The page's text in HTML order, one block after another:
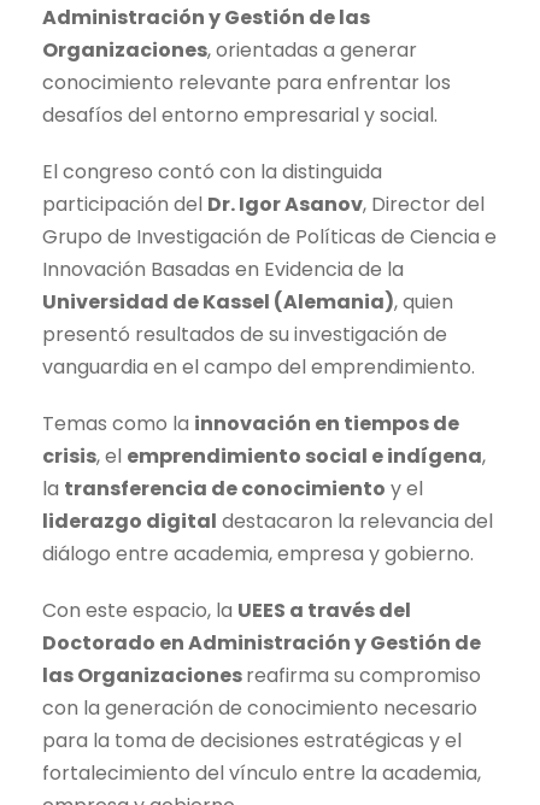
Administración y Gestión de las
Organizaciones, orientadas a generar
conocimiento relevante para enfrentar los
desafíos del entorno empresarial y social.
El congreso contó con la distinguida
participación del Dr. Igor Asanov, Director del
Grupo de Investigación de Políticas de Ciencia e
Innovación Basadas en Evidencia de la
Universidad de Kassel (Alemania), quien
presentó resultados de su investigación de
vanguardia en el campo del emprendimiento.
Temas como la innovación en tiempos de
crisis, el emprendimiento social e indígena,
la transferencia de conocimiento y el
liderazgo digital destacaron la relevancia del
diálogo entre academia, empresa y gobierno.
Con este espacio, la UEES a través del
Doctorado en Administración y Gestión de
las Organizacionesreafirma su compromiso
con la generación de conocimiento necesario
para la toma de decisiones estratégicas y el
fortalecimiento del vínculo entre la academia,